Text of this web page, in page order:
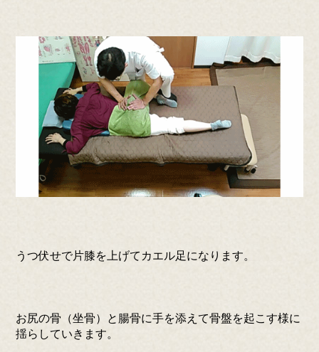
うつ伏せで片膝を上げてカエル足になります。
お尻の骨（坐骨）と腸骨に手を添えて骨盤を起こす様に
揺らしていきます。